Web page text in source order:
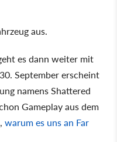
aus.
es dann weiter mit
September erscheint
namens Shattered
Gameplay aus dem
warum es uns an Far